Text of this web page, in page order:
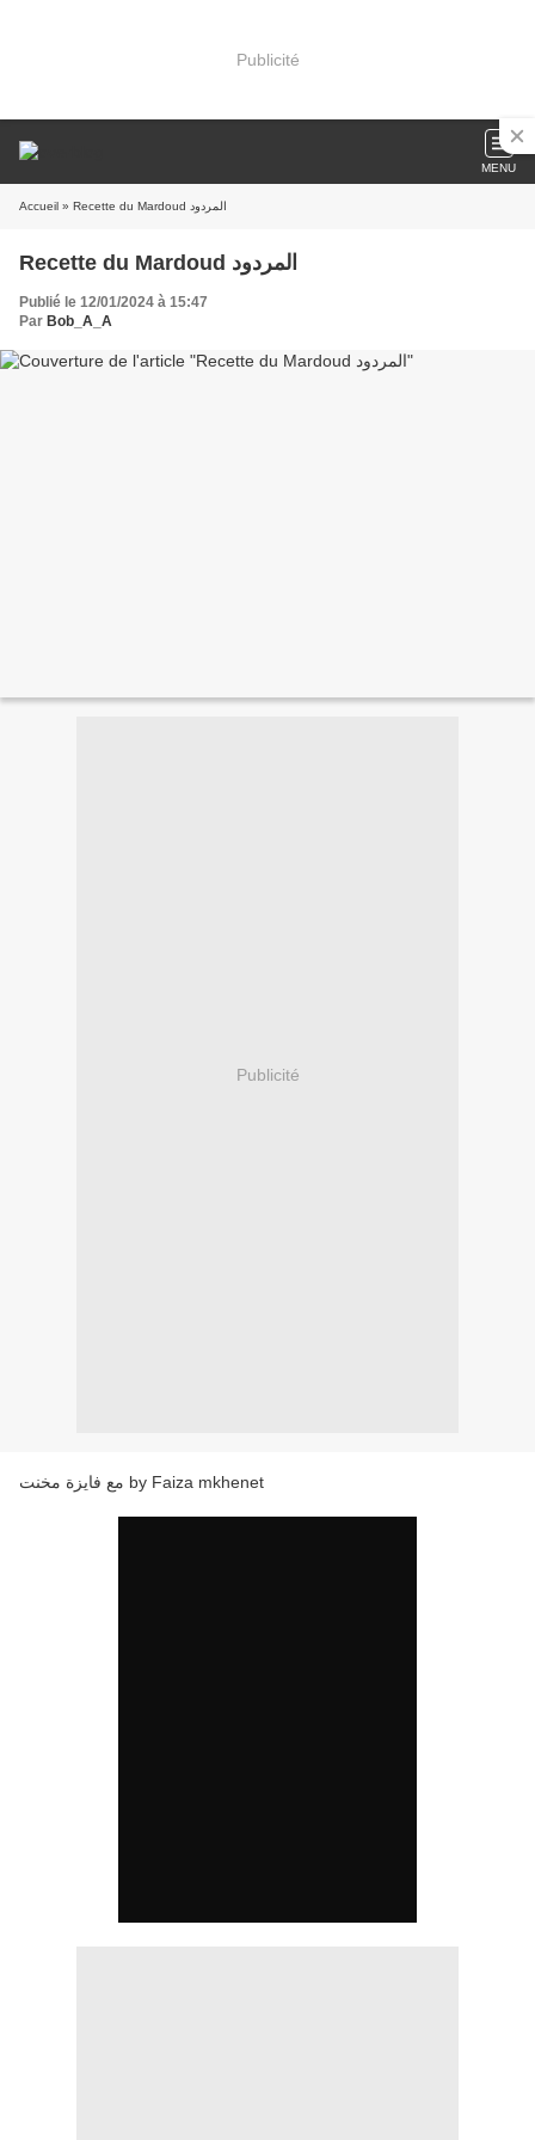
Publicité
MENU
Accueil » Recette du Mardoud المردود
Recette du Mardoud المردود
Publié le 12/01/2024 à 15:47
Par Bob_A_A
Publicité
مع فايزة مخنت by Faiza mkhenet